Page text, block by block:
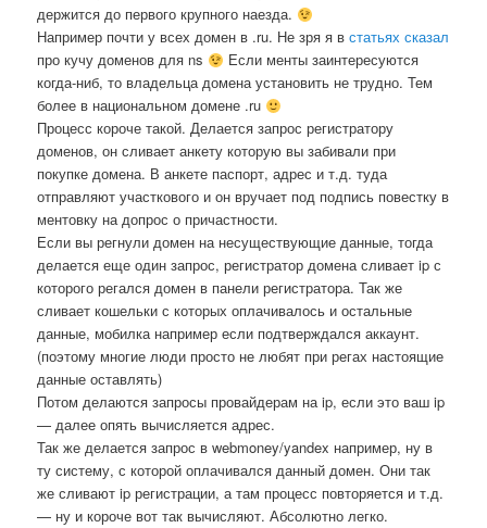
держится до первого крупного наезда.
Например почти у всех домен в .ru. Не зря я встатьях сказал
про кучу доменов для ns
Если менты заинтересуются
когда-ниб, то владельца домена установить не трудно. Тем
более в национальном домене .ru
Процесс короче такой. Делается запрос регистратору
доменов, он сливает анкету которую вы забивали при
покупке домена. В анкете паспорт, адрес и т.д. туда
отправляют участкового и он вручает под подпись повестку в
ментовку на допрос о причастности.
Если вы регнули домен на несуществующие данные, тогда
делается еще один запрос, регистратор домена сливает ip с
которого регался домен в панели регистратора. Так же
сливает кошельки с которых оплачивалось и остальные
данные, мобилка например если подтверждался аккаунт.
(поэтому многие люди просто не любят при регах настоящие
данные оставлять)
Потом делаются запросы провайдерам на ip, если это ваш ip
— далее опять вычисляется адрес.
Так же делается запрос в webmoney/yandex например, ну в
ту систему, с которой оплачивался данный домен. Они так
же сливают ip регистрации, а там процесс повторяется и т.д.
— ну и короче вот так вычисляют. Абсолютно легко.